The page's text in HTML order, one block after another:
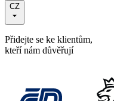
CZ
Přidejte se ke klientům,
kteří nám důvěřují